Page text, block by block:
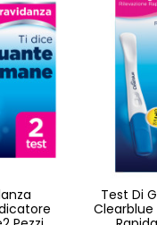
Test Di
Clearblue